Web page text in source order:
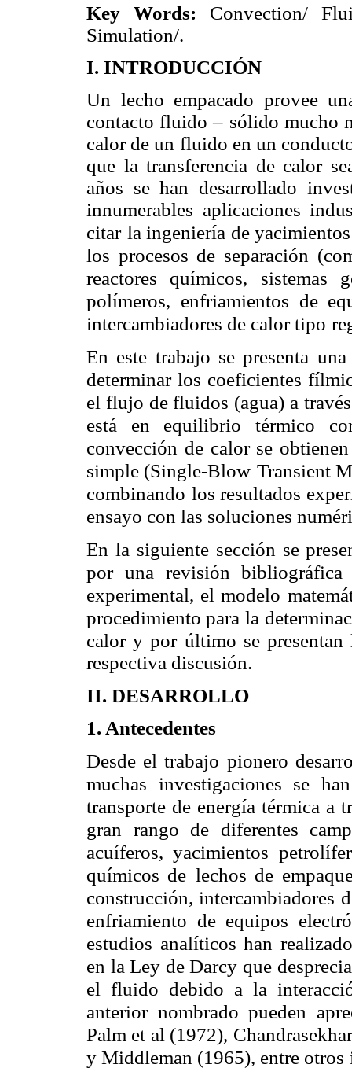
Key Words: Convection/
Simulation/.
I. INTRODUCCIÓN
Un lecho empacado provee
contacto fluido – sólido mucho
calor de un fluido en un
que la transferencia de calor
años se han desarrollado
innumerables aplicaciones
citar la ingeniería de
los procesos de separación
reactores químicos, sistemas
polímeros, enfriamientos de
intercambiadores de calor tipo
En este trabajo se presenta
determinar los coeficientes
el flujo de fluidos (agua) a
está en equilibrio térmico
convección de calor se obtienen
simple (Single-Blow Transient
combinando los resultados
ensayo con las soluciones
En la siguiente sección se
por una revisión bibliográfica
experimental, el modelo
procedimiento para la
calor y por último se
respectiva discusión.
II. DESARROLLO
1. Antecedentes
Desde el trabajo pionero
muchas investigaciones se
transporte de energía térmica a
gran rango de diferentes
acuíferos, yacimientos
químicos de lechos de
construcción, intercambiadores
enfriamiento de equipos
estudios analíticos han
en la Ley de Darcy que
el fluido debido a la
anterior nombrado pueden
Palm et al (1972),
y Middleman (1965), entre otros